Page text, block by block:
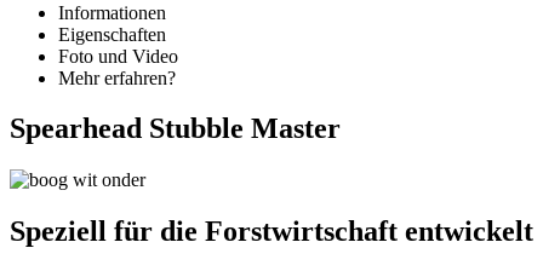
Informationen
Eigenschaften
Foto und Video
Mehr erfahren?
Spearhead Stubble Master
Speziell für die Forstwirtschaft entwickelt